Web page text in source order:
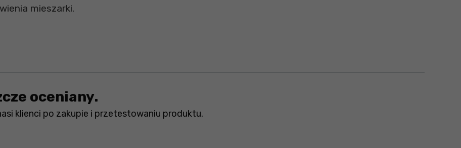
mieszarki.
oceniany.
klienci po zakupie i przetestowaniu produktu.